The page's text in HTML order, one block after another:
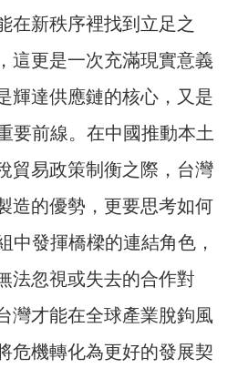
在新秩序裡找到立足之
這更是一次充滿現實意義
輝達供應鏈的核心，又是
要前線。在中國推動本土
貿易政策制衡之際，台灣
造的優勢，更要思考如何
中發揮橋樑的連結角色，
法忽視或失去的合作對
灣才能在全球產業脫鉤風
危機轉化為更好的發展契